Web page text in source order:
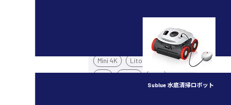
Sublue 水底清掃ロボット
Air 3S
Mini 3
Mini 4K
Lito X1
Lito 1
Flip
Neo 2
Neo